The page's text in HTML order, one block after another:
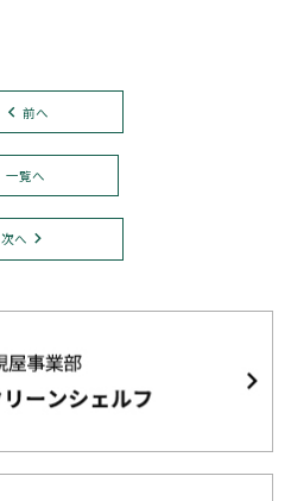
前へ
一覧へ
次へ